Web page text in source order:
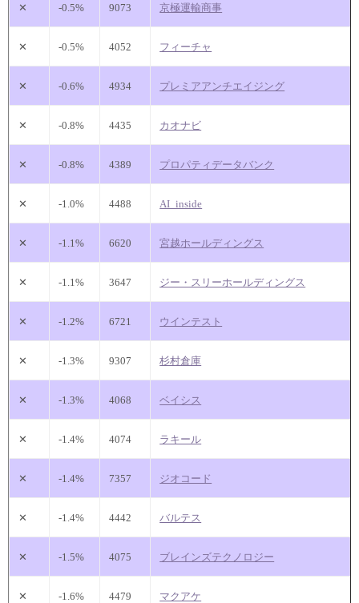
✕ -0.5% 9073 京極運輸商事
✕ -0.5% 4052 フィーチャ
✕ -0.6% 4934 プレミアアンチエイジング
✕ -0.8% 4435 カオナビ
✕ -0.8% 4389 プロパティデータバンク
✕ -1.0% 4488 AI_inside
✕ -1.1% 6620 宮越ホールディングス
✕ -1.1% 3647 ジー・スリーホールディングス
✕ -1.2% 6721 ウインテスト
✕ -1.3% 9307 杉村倉庫
✕ -1.3% 4068 ベイシス
✕ -1.4% 4074 ラキール
✕ -1.4% 7357 ジオコード
✕ -1.4% 4442 バルテス
✕ -1.5% 4075 ブレインズテクノロジー
✕ -1.6% 4479 マクアケ